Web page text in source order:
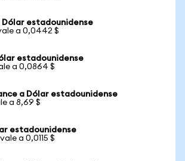
Dólar estadounidense
a 0,0442 $
estadounidense
a 0,0864 $
a Dólar estadounidense
a 8,69 $
estadounidense
a 0,0115 $